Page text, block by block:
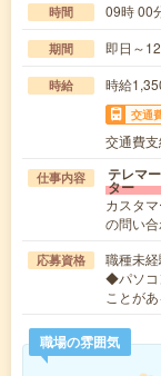
時間 09時 00
期間 即日～
時給 時給
交通
交通費
仕事内容 テレマ
ター
カスタ
の問い
応募資格
職種未
◆パソコ
ことが
職場の雰囲気